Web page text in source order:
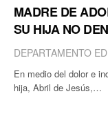
MADRE DE
SU HIJA NO
DEPARTAMENTO
En medio del dolor e
hija, Abril de Jesús,…